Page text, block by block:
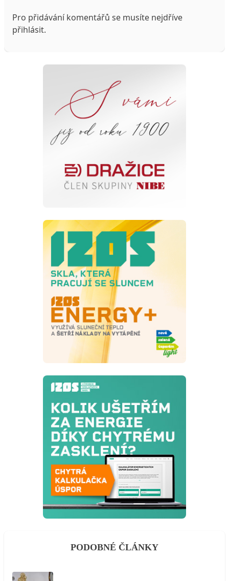
Pro přidávání komentářů se musíte nejdříve
přihlásit.
PODOBNÉ ČLÁNKY